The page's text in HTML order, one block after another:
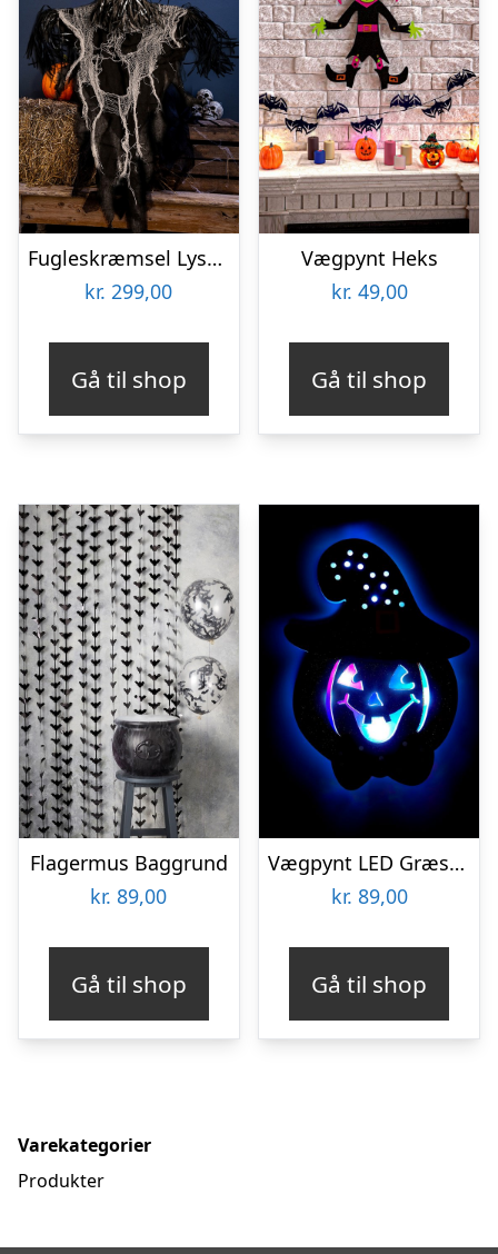
Fugleskræmsel Lysende
kr. 299,00
Gå til shop
Vægpynt Heks
kr. 49,00
Gå til shop
Flagermus Baggrund
kr. 89,00
Gå til shop
Vægpynt LED Græskar
kr. 89,00
Gå til shop
Varekategorier
Produkter